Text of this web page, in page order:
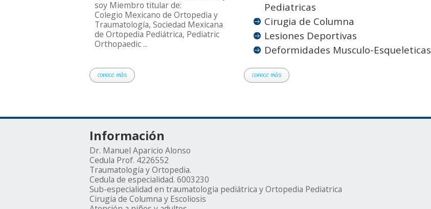
soy Miembro titular de:
Colegio Mexicano de Ortopedia y
Traumatología, Sociedad Mexicana
de Ortopedia Pediátrica, Pediatric
Orthopaedic ...
Pediatricas
Cirugia de Columna
Lesiones Deportivas
Deformidades Musculo-Esqueleticas
conoce más conoce más
Información
Dr. Manuel Aparicio Alonso
Cedula Prof. 4226552
Traumatología y Ortopedia.
Cedula de especialidad. 6003230
Sub-especialidad en traumatologia pediátrica y Ortopedia Pediatrica
Cirugía de Columna y Escoliosis